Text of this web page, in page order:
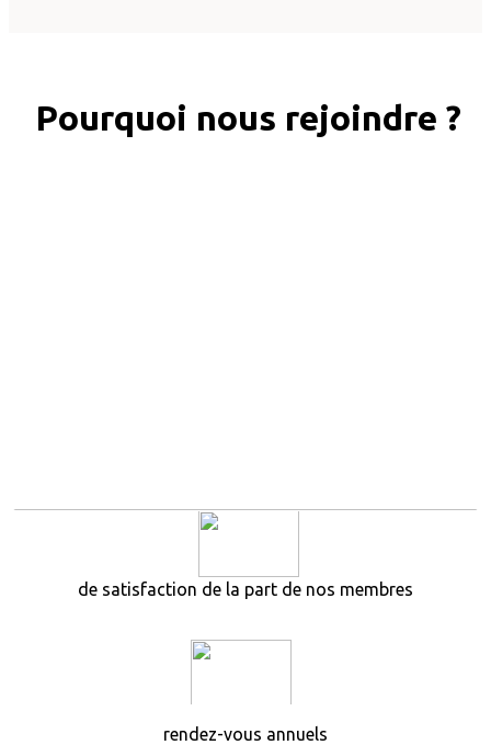
Pourquoi nous rejoindre ?
de satisfaction de la part de nos membres
rendez-vous annuels